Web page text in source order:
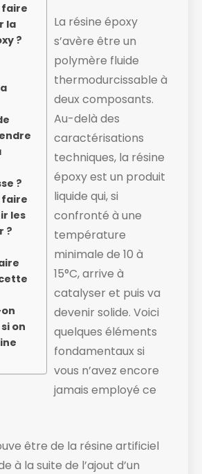
faire
la
?
?
faire
les
?
on
La résine époxy
s’avère être un
polymère fluide
thermodurcissable à
deux composants.
Au-delà des
caractérisations
techniques, la résine
époxy est un produit
liquide ​qui, si
confronté à une
température
minimale de 10 à
15°C, arrive à
catalyser et puis va
devenir solide. ​Voici
quelques éléments
fondamentaux si
vous n’avez encore
jamais employé ce
être de la résine artificiel
à la suite de l’ajout d’un